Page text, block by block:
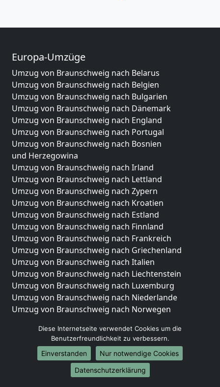
Europa-Umzüge
Umzug von Braunschweig nach Belarus
Umzug von Braunschweig nach Belgien
Umzug von Braunschweig nach Bulgarien
Umzug von Braunschweig nach Dänemark
Umzug von Braunschweig nach England
Umzug von Braunschweig nach Portugal
Umzug von Braunschweig nach Bosnien
und Herzegowina
Umzug von Braunschweig nach Irland
Umzug von Braunschweig nach Lettland
Umzug von Braunschweig nach Zypern
Umzug von Braunschweig nach Kroatien
Umzug von Braunschweig nach Estland
Umzug von Braunschweig nach Finnland
Umzug von Braunschweig nach Frankreich
Umzug von Braunschweig nach Griechenland
Umzug von Braunschweig nach Italien
Umzug von Braunschweig nach Liechtenstein
Umzug von Braunschweig nach Luxemburg
Umzug von Braunschweig nach Niederlande
Umzug von Braunschweig nach Norwegen
Umzüge-Deutschlandweit
Umzug von Braunschweig nach Berlin
Umzug von Braunschweig nach Hamburg
Umzug von Braunschweig nach München
Umzug von Braunschweig nach Köln
Diese Internetseite verwendet Cookies um die
Benutzerfreundlichkeit zu verbessern.
Einverstanden
Nur notwendige Cookies
Datenschutzerklärung